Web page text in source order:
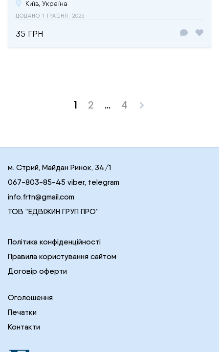
Київ, Україна
ДОДАНО 1 ТРАВНЯ, 2026
35 ГРН
Posts
1 2 … 4
м. Стрий, Майдан Ринок, 34/1
067-803-85-45 viber, telegram
info.frtn@gmail.com
ТОВ “ЕДВІЖИН ГРУП ПРО”
Політика конфіденційності
Правила користування сайтом
Договір оферти
Оголошення
Печатки
Контакти